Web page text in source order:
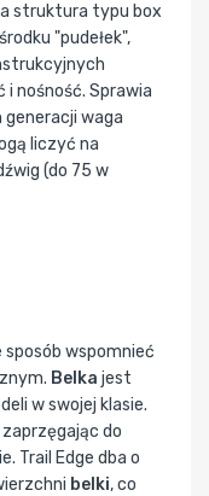
struktura typu box
"pudełek",
nośność. Sprawia
waga
liczyć na
(do 75 w
sposób wspomnieć
Belka jest
w swojej klasie.
zaprzęgając do
Trail Edge dba o
belki, co